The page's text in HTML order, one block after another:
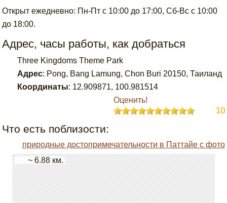
Открыт ежедневно: Пн-Пт с 10:00 до 17:00, Сб-Вс с 10:00
до 18:00.
Адрес, часы работы, как добраться
Three Kingdoms Theme Park
Адрес: Pong, Bang Lamung, Chon Buri 20150, Таиланд
Координаты: 12.909871, 100.981514
Оценить!
10
Что есть поблизости:
природные достопримечательности в Паттайе с фото
~ 6.88 км.